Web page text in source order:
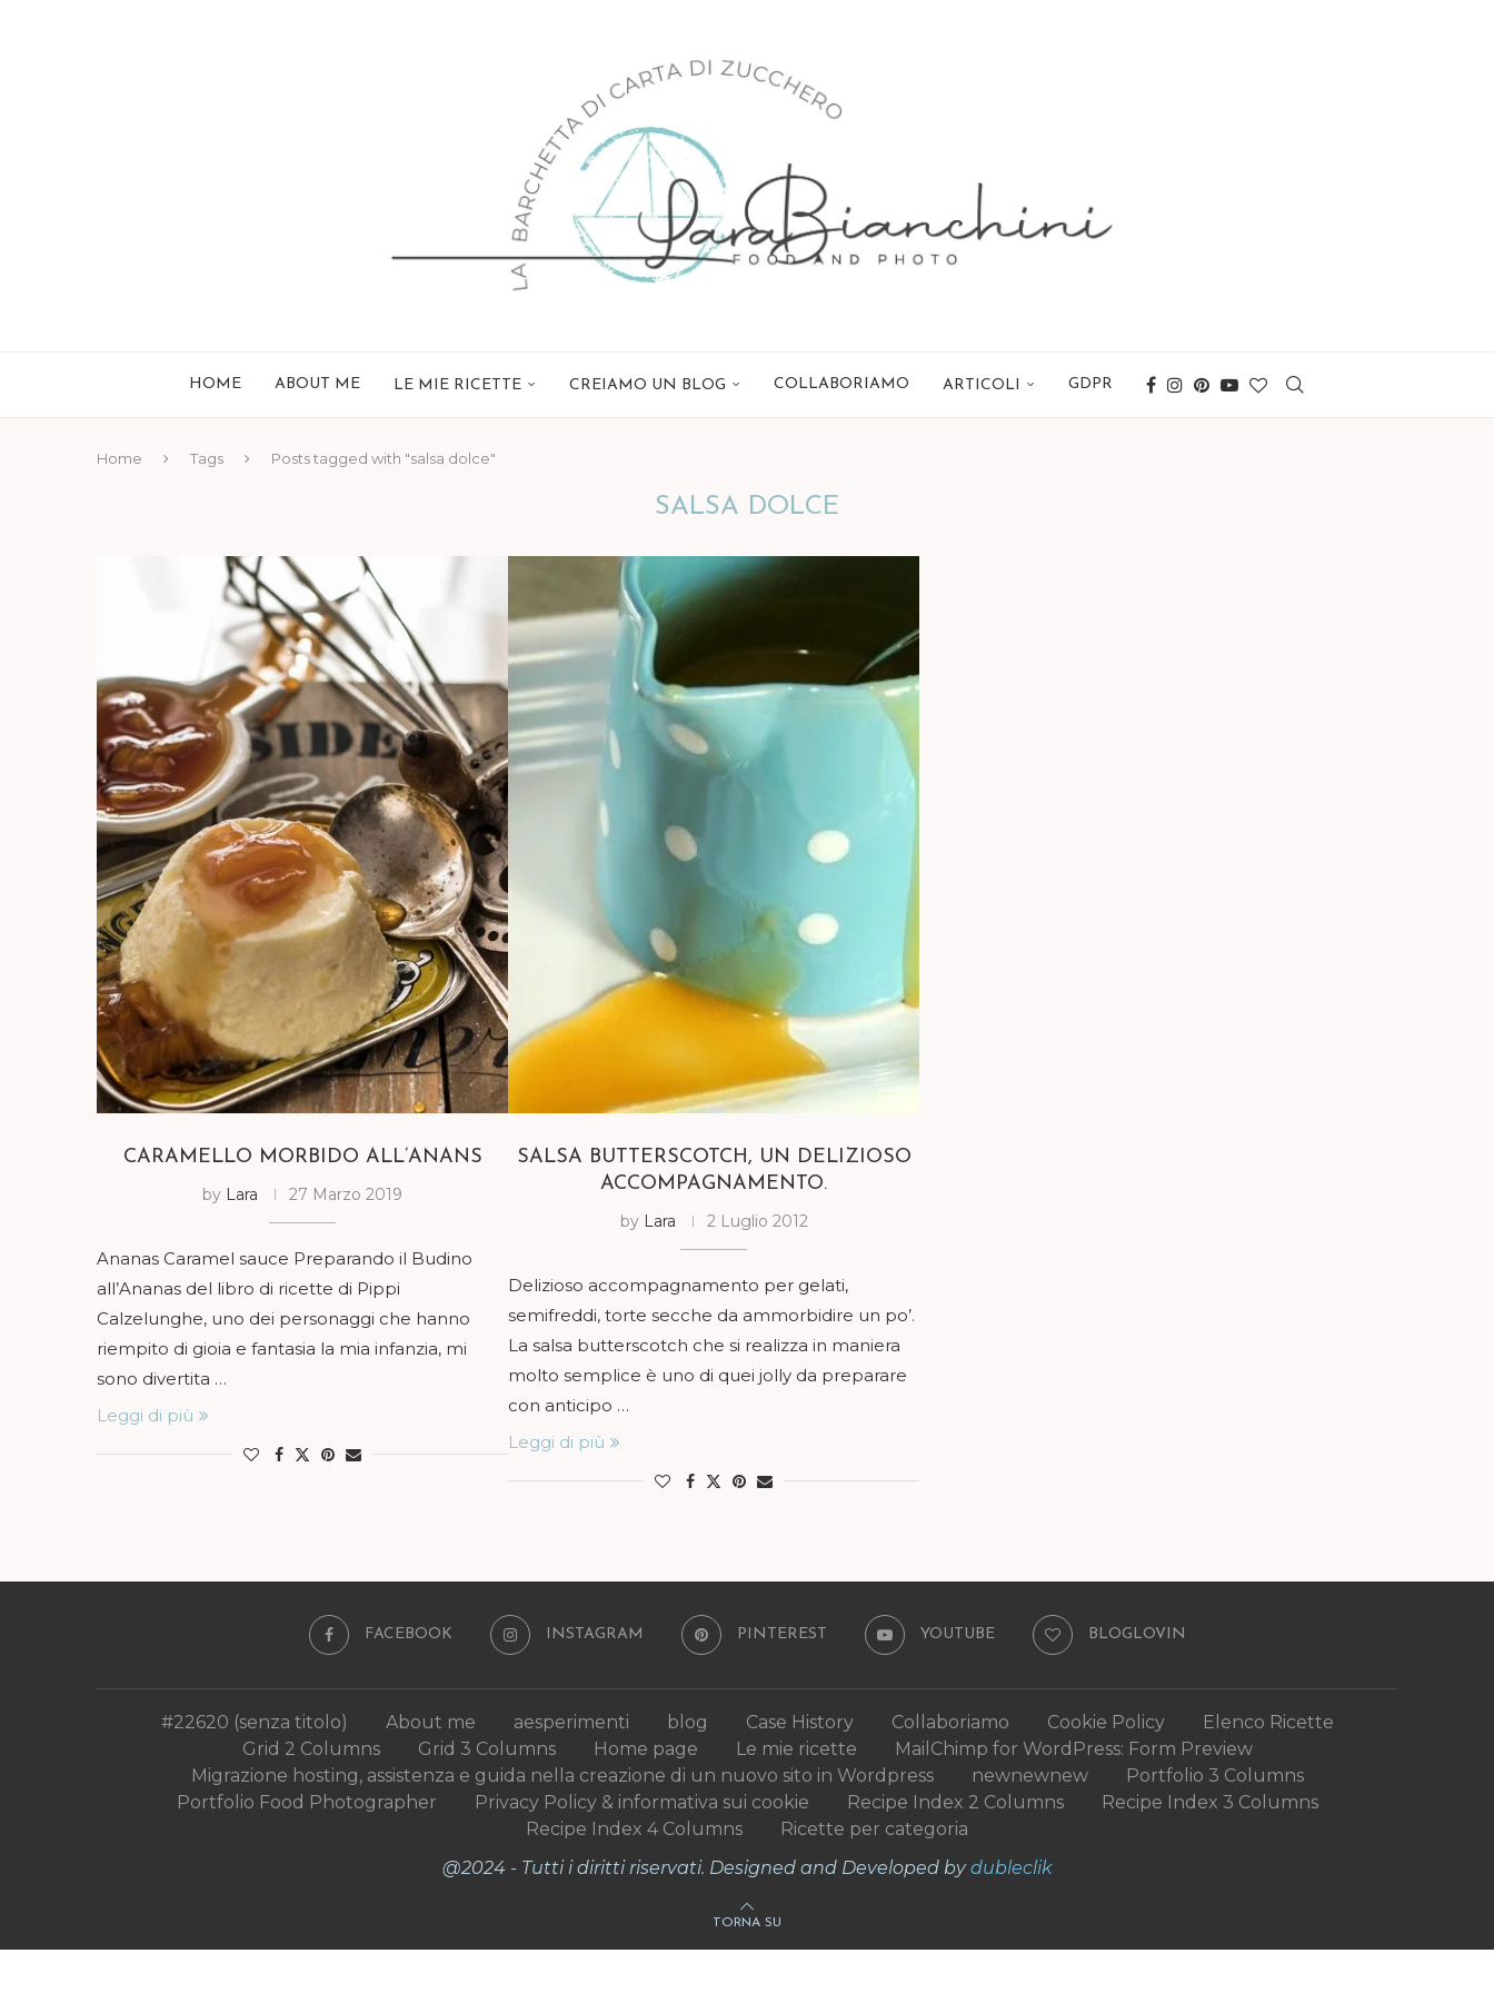
HOME ABOUT ME LE MIE RICETTE CREIAMO UN BLOG COLLABORIAMO ARTICOLI GDPR
Home Tags Posts tagged with "salsa dolce"
SALSA DOLCE
CARAMELLO MORBIDO ALL’ANANS
by Lara 27 Marzo 2019
Ananas Caramel sauce Preparando il Budino
all’Ananas del libro di ricette di Pippi
Calzelunghe, uno dei personaggi che hanno
riempito di gioia e fantasia la mia infanzia, mi
sono divertita …
Leggi di più
SALSA BUTTERSCOTCH, UN DELIZIOSO
ACCOMPAGNAMENTO.
by Lara 2 Luglio 2012
Delizioso accompagnamento per gelati,
semifreddi, torte secche da ammorbidire un po’.
La salsa butterscotch che si realizza in maniera
molto semplice è uno di quei jolly da preparare
con anticipo …
Leggi di più
FACEBOOK INSTAGRAM PINTEREST YOUTUBE BLOGLOVIN
#22620 (senza titolo) About me aesperimenti blog Case History Collaboriamo Cookie Policy
Elenco Ricette
Grid 2 Columns
Grid 3 Columns Home page Le mie ricette
MailChimp for WordPress: Form Preview
Migrazione hosting, assistenza e guida nella creazione di un nuovo sito in Wordpress
newnewnew
Portfolio 3 Columns
Portfolio Food Photographer
Privacy Policy & informativa sui cookie Recipe Index 2 Columns
Recipe Index 3 Columns
Recipe Index 4 Columns
Ricette per categoria
@2024 - Tutti i diritti riservati. Designed and Developed bydubleclik
TORNA SU